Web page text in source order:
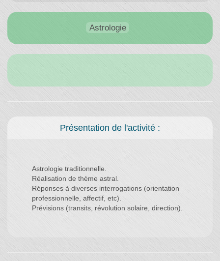
Astrologie
Présentation de l'activité :
Astrologie traditionnelle.
Réalisation de thème astral.
Réponses à diverses interrogations (orientation
professionnelle, affectif, etc).
Prévisions (transits, révolution solaire, direction).